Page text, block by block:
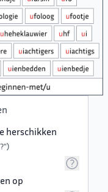
herschikken
op